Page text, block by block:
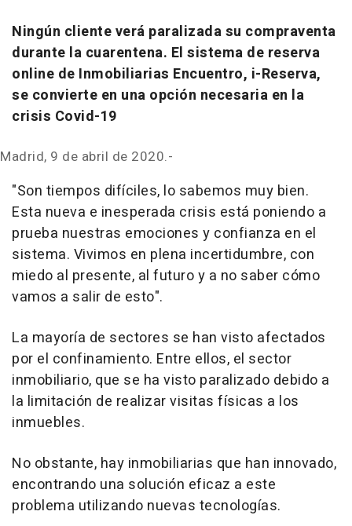
Ningún cliente verá paralizada su compraventa
durante la cuarentena. El sistema de reserva
online de Inmobiliarias Encuentro, i-Reserva,
se convierte en una opción necesaria en la
crisis Covid-19
Madrid, 9 de abril de 2020.-
"Son tiempos difíciles, lo sabemos muy bien.
Esta nueva e inesperada crisis está poniendo a
prueba nuestras emociones y confianza en el
sistema. Vivimos en plena incertidumbre, con
miedo al presente, al futuro y a no saber cómo
vamos a salir de esto".
La mayoría de sectores se han visto afectados
por el confinamiento. Entre ellos, el sector
inmobiliario, que se ha visto paralizado debido a
la limitación de realizar visitas físicas a los
inmuebles.
No obstante, hay inmobiliarias que han innovado,
encontrando una solución eficaz a este
problema utilizando nuevas tecnologías.